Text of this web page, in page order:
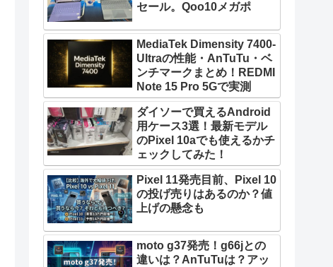
セール。Qoo10メガポ
MediaTek Dimensity 7400-
Ultraの性能・AnTuTu・ベ
ンチマークまとめ！REDMI
Note 15 Pro 5Gで実測
ダイソーで買えるAndroid
用ケース3選！最新モデル
のPixel 10aでも使えるかチ
ェックしてみた！
Pixel 11発売目前、Pixel 10
の投げ売りはあるのか？値
上げの懸念も
moto g37発売！g66jとの
違いは？AnTuTuは？アッ